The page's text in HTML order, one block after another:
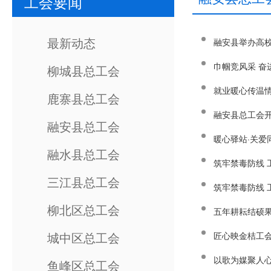
最新动态
柳城县总工会
鹿寨县总工会
融安县总工会
融水县总工会
三江县总工会
柳北区总工会
城中区总工会
鱼峰区总工会
融安县举办高
巾帼竞风采
就业暖心传温
融安县总工会
暖心驿站·关
筑牢禁毒防线
筑牢禁毒防线
五年耕耘结硕
匠心映金桔工
以歌为媒聚人